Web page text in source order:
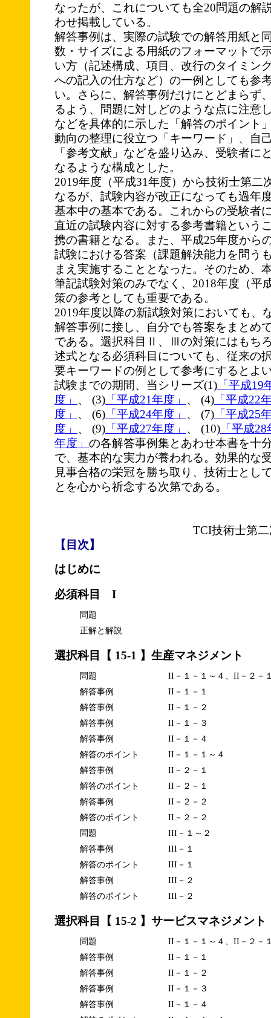
なったが、これについても全20問題の解
わせ掲載している。
解答事例は、実際の試験での解答用紙と
数・サイズによる用紙のフォーマットで
い方（記述構成、項目、改行のタイミン
への記入の仕方など）の一例としても参
い。さらに、解答事例だけにとどまらず
るよう、問題に対しどのような点に注意
などを具体的に示した「解答のポイント
動向の整理に役立つ「キーワード」、自
「参考文献」などを盛り込み、受験者に
なるような構成とした。
2019年度（平成31年度）から技術士第二
なるが、試験内容が改正になっても過年
基本中の基本である。これからの受験者
直近の試験内容に対する参考書籍という
携の書籍となる。また、平成25年度から
試験における答案（課題解決能力を問う
まえ実施することとなった。そのため、
筆記試験対策のみでなく、2018年度（平
策の参考としても重要である。
2019年度以降の新試験対策においても、
解答事例に接し、自分でも答案をまとめ
である。選択科目Ⅱ、Ⅲの対策にはもち
述式となる必須科目についても、従来の
要キーワードの例として参考にするとよ
試験までの期間、当シリーズ(1) 「平成19
度」 、 (3) 「平成21年度」 、 (4) 「平成22
度」 、 (6) 「平成24年度」 、 (7) 「平成25
度」 、 (9) 「平成27年度」 、 (10) 「平成
年度」 の各解答事例集とあわせ本書を十
で、基本的な実力が養われる。効果的な
見事合格の栄冠を勝ち取り、技術士とし
とを心から祈念する次第である。
TCI技術士第
【目次】
はじめに
必須科目 I
問題
正解と解説
選択科目【 15-1 】生産マネジメント
問題
II－１－１～４、II－２－
解答事例
II－１－１
解答事例
II－１－２
解答事例
II－１－３
解答事例
II－１－４
解答のポイント
II－１－１～４
解答事例
II－２－１
解答のポイント
II－２－１
解答事例
II－２－２
解答のポイント
II－２－２
問題
III－１～２
解答事例
III－１
解答のポイント
III－１
解答事例
III－２
解答のポイント
III－２
選択科目【 15-2 】サービスマネジメント
問題
II－１－１～４、II－２－
解答事例
II－１－１
解答事例
II－１－２
解答事例
II－１－３
解答事例
II－１－４